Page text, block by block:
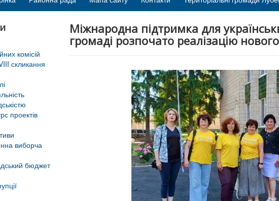
комісій
скликання
проектів
виборча
бюджет
Міжнародна підтримка для
громаді розпочато реалізацію